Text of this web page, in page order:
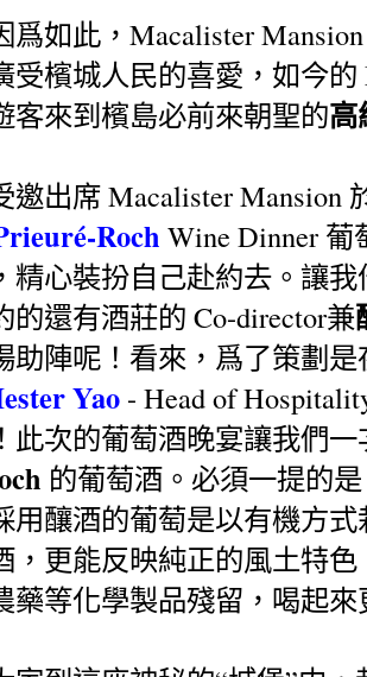
爲如此，Macalister
受檳城人民的喜愛，如今的
客來到檳島必前來朝聖的高
邀出席 Macalister Mansion
Roch Wine Dinner
精心裝扮自己赴約去。讓
的還有酒莊的 Co-director兼
助陣呢！看來，爲了策劃
Yao - Head of
此次的葡萄酒晚宴讓我們
的葡萄酒。必須一提的
用釀酒的葡萄是以有機方
，更能反映純正的風土特
藥等化學製品殘留，喝起